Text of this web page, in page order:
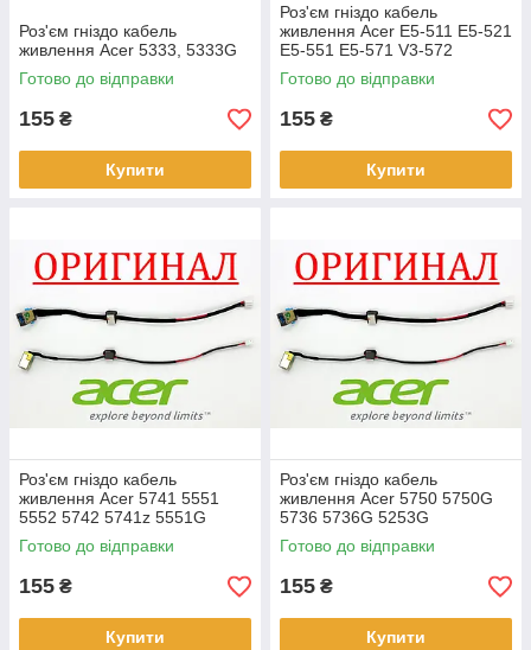
Роз'єм гніздо кабель
живлення Acer 5333, 5333G
Готово до відправки
155 ₴
Купити
Роз'єм гніздо кабель
живлення Acer E5-511 E5-521
E5-551 E5-571 V3-572
Готово до відправки
155 ₴
Купити
Роз'єм гніздо кабель
живлення Acer 5741 5551
5552 5742 5741z 5551G
5552G 5741G
Готово до відправки
155 ₴
Купити
Роз'єм гніздо кабель
живлення Acer 5750 5750G
5736 5736G 5253G
Готово до відправки
155 ₴
Купити